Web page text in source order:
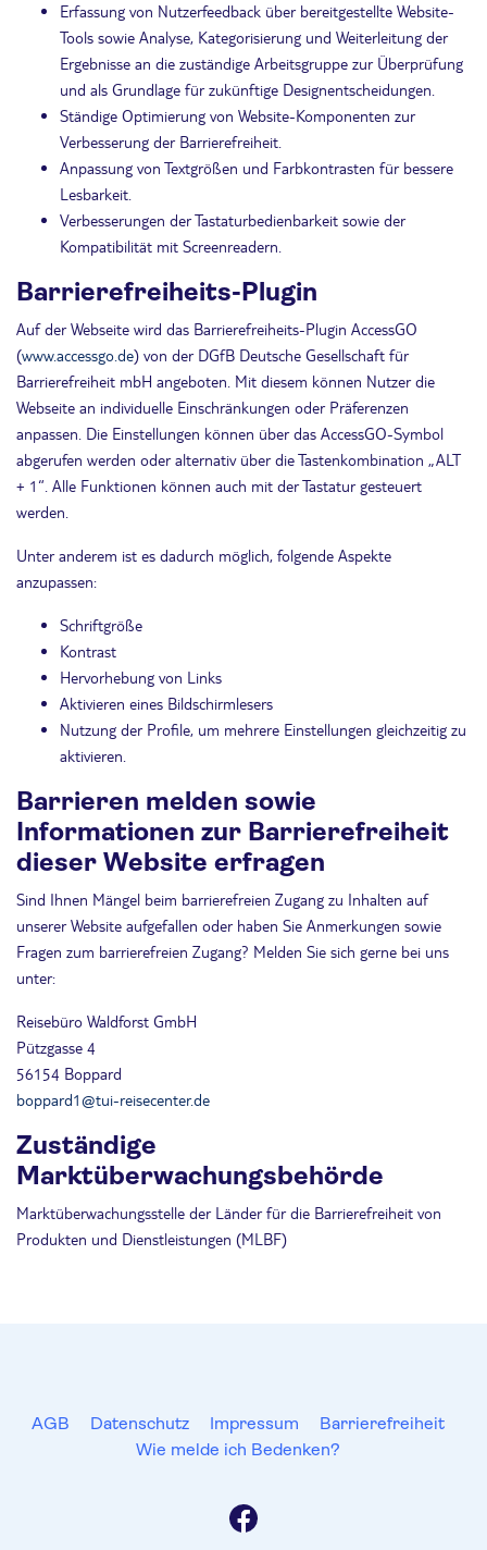
Erfassung von Nutzerfeedback über bereitgestellte Website-
Tools sowie Analyse, Kategorisierung und Weiterleitung der
Ergebnisse an die zuständige Arbeitsgruppe zur Überprüfung
und als Grundlage für zukünftige Designentscheidungen.
Ständige Optimierung von Website-Komponenten zur
Verbesserung der Barrierefreiheit.
Anpassung von Textgrößen und Farbkontrasten für bessere
Lesbarkeit.
Verbesserungen der Tastaturbedienbarkeit sowie der
Kompatibilität mit Screenreadern.
Barrierefreiheits-Plugin
Auf der Webseite wird das Barrierefreiheits-Plugin AccessGO
(www.accessgo.de) von der DGfB Deutsche Gesellschaft für
Barrierefreiheit mbH angeboten. Mit diesem können Nutzer die
Webseite an individuelle Einschränkungen oder Präferenzen
anpassen. Die Einstellungen können über das AccessGO-Symbol
abgerufen werden oder alternativ über die Tastenkombination „ALT
+ 1“. Alle Funktionen können auch mit der Tastatur gesteuert
werden.
Unter anderem ist es dadurch möglich, folgende Aspekte
anzupassen:
Schriftgröße
Kontrast
Hervorhebung von Links
Aktivieren eines Bildschirmlesers
Nutzung der Profile, um mehrere Einstellungen gleichzeitig zu
aktivieren.
Barrieren melden sowie
Informationen zur Barrierefreiheit
dieser Website erfragen
Sind Ihnen Mängel beim barrierefreien Zugang zu Inhalten auf
unserer Website aufgefallen oder haben Sie Anmerkungen sowie
Fragen zum barrierefreien Zugang? Melden Sie sich gerne bei uns
unter:
Reisebüro Waldforst GmbH
Pützgasse 4
56154 Boppard
boppard1@tui-reisecenter.de
Zuständige
Marktüberwachungsbehörde
Marktüberwachungsstelle der Länder für die Barrierefreiheit von
Produkten und Dienstleistungen (MLBF)
AGB Datenschutz Impressum
Barrierefreiheit
Wie melde ich Bedenken?